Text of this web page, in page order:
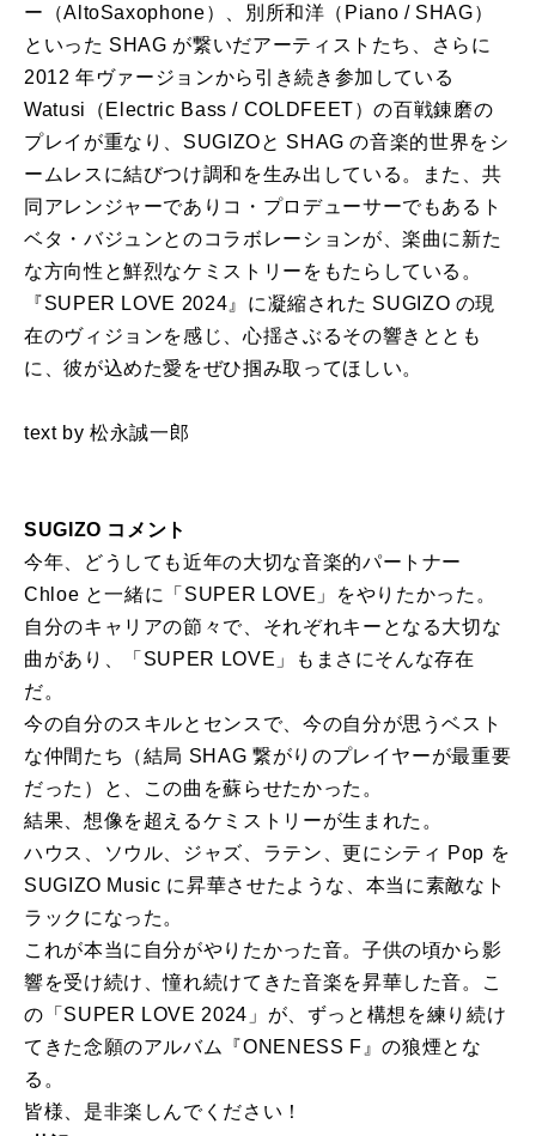
ー（AltoSaxophone）、別所和洋（Piano / SHAG）
といった SHAG が繋いだアーティストたち、さらに
2012 年ヴァージョンから引き続き参加している
Watusi（Electric Bass / COLDFEET）の百戦錬磨の
プレイが重なり、SUGIZOと SHAG の音楽的世界をシ
ームレスに結びつけ調和を生み出している。また、共
同アレンジャーでありコ・プロデューサーでもあるト
ベタ・バジュンとのコラボレーションが、楽曲に新た
な方向性と鮮烈なケミストリーをもたらしている。
『SUPER LOVE 2024』に凝縮された SUGIZO の現
在のヴィジョンを感じ、心揺さぶるその響きととも
に、彼が込めた愛をぜひ掴み取ってほしい。
text by 松永誠一郎
SUGIZO コメント
今年、どうしても近年の大切な音楽的パートナー
Chloe と一緒に「SUPER LOVE」をやりたかった。
自分のキャリアの節々で、それぞれキーとなる大切な
曲があり、「SUPER LOVE」もまさにそんな存在
だ。
今の自分のスキルとセンスで、今の自分が思うベスト
な仲間たち（結局 SHAG 繋がりのプレイヤーが最重要
だった）と、この曲を蘇らせたかった。
結果、想像を超えるケミストリーが生まれた。
ハウス、ソウル、ジャズ、ラテン、更にシティ Pop を
SUGIZO Music に昇華させたような、本当に素敵なト
ラックになった。
これが本当に自分がやりたかった音。子供の頃から影
響を受け続け、憧れ続けてきた音楽を昇華した音。こ
の「SUPER LOVE 2024」が、ずっと構想を練り続け
てきた念願のアルバム『ONENESS F』の狼煙とな
る。
皆様、是非楽しんでください！